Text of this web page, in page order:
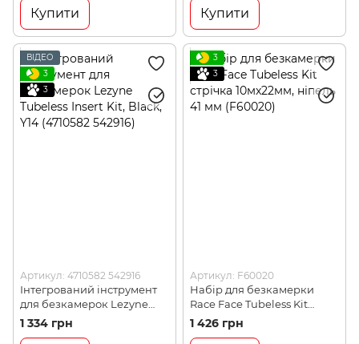
Купити Купити
ВІДЕО
3
3
Артикул: 4710582 542916
Інтегрований інструмент
для безкамерок Lezyne
Tubeless Insert Kit, Black,
Y14 (4710582 542916)
1 334 грн
3
3
Артикул: F60020
Набір для безкамерки
Race Face Tubeless Kit
стрічка 10мx22мм, ніпель 41
мм (F60020)
1 426 грн